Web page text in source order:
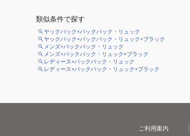
類似条件で探す
ヤックパック×バックパック・リュック
ヤックパック×バックパック・リュック×ブラック
メンズ×バックパック・リュック
メンズ×バックパック・リュック×ブラック
レディース×バックパック・リュック
レディース×バックパック・リュック×ブラック
ご利用案内